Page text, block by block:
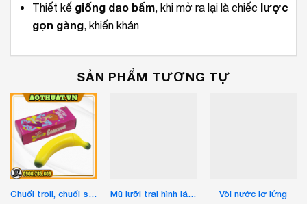
Thiết kế giống dao bấm, khi mở ra lại là chiếc lược
gọn gàng, khiến khán
SẢN PHẨM TƯƠNG TỰ
Chuối troll, chuối sex
Mũ lưỡi trai hình lá bài tây
Vòi nước lơ lửng